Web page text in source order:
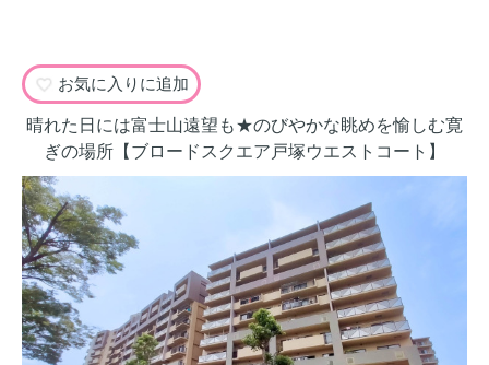
お気に入りに追加
晴れた日には富士山遠望も★のびやかな眺めを愉しむ寛
ぎの場所【ブロードスクエア戸塚ウエストコート】